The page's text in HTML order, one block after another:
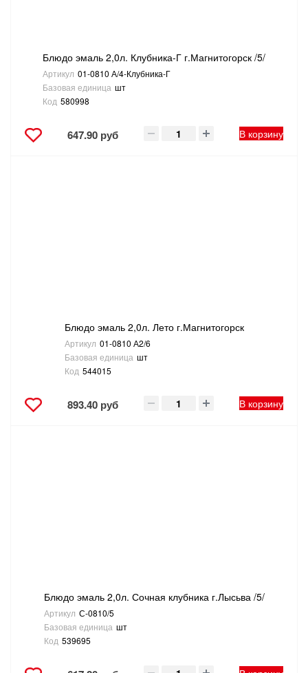
Блюдо эмаль 2,0л. Клубника-Г г.Магнитогорск /5/
Артикул 01-0810 А/4-Клубника-Г
Базовая единица шт
Код 580998
647.90 руб В корзину
Блюдо эмаль 2,0л. Лето г.Магнитогорск
Артикул 01-0810 А2/6
Базовая единица шт
Код 544015
893.40 руб В корзину
Блюдо эмаль 2,0л. Сочная клубника г.Лысьва /5/
Артикул С-0810/5
Базовая единица шт
Код 539695